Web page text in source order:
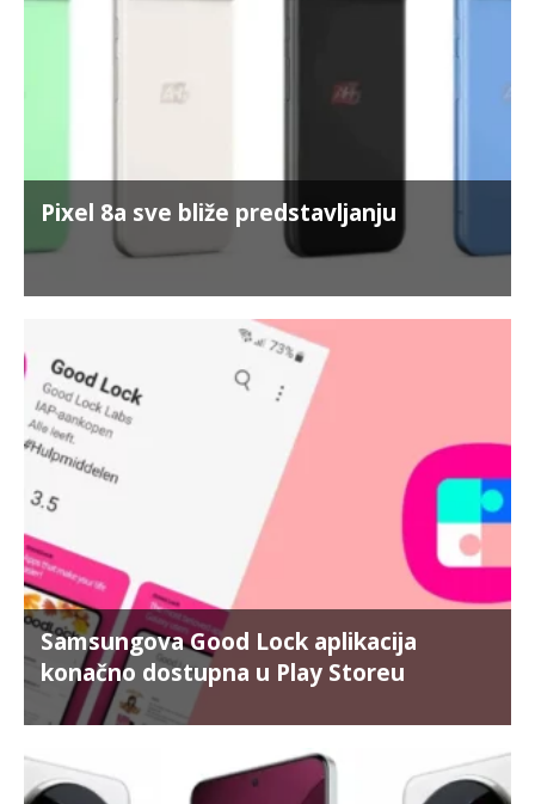
Pixel 8a sve bliže predstavljanju
Samsungova Good Lock aplikacija
konačno dostupna u Play Storeu